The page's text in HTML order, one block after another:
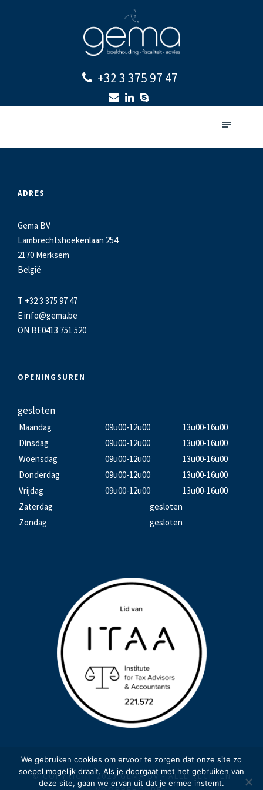
+32 3 375 97 47
ADRES
Gema BV
Lambrechtshoekenlaan 254
2170 Merksem
België
T +32 3 375 97 47
Einfo@gema.be
ON BE0413 751 520
OPENINGSUREN
gesloten
Maandag 09u00-12u00
13u00-16u00
Dinsdag
09u00-12u00
13u00-16u00
Woensdag
09u00-12u00
13u00-16u00
Donderdag
09u00-12u00
13u00-16u00
Vrijdag
09u00-12u00
13u00-16u00
Zaterdag
gesloten
Zondag
gesloten
© COPYRIGHT 2023 GEMA BV - ALLE RECHTEN
We gebruiken cookies om ervoor te zorgen dat onze site zo
soepel mogelijk draait. Als je doorgaat met het gebruiken van
deze site, gaan we ervan uit dat je ermee instemt.